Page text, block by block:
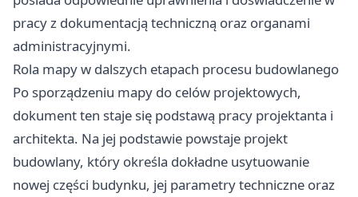
pracy z dokumentacją techniczną oraz organami
administracyjnymi.
Rola mapy w dalszych etapach procesu budowlanego
Po sporządzeniu mapy do celów projektowych,
dokument ten staje się podstawą pracy projektanta i
architekta. Na jej podstawie powstaje projekt
budowlany, który określa dokładne usytuowanie
nowej części budynku, jej parametry techniczne oraz